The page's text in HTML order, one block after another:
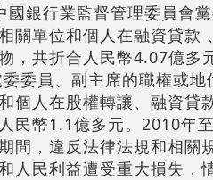
銀行業監督管理委員會
關單位和個人在融資貸款
，共折合人民幣4.07億多
委員、副主席的職權或地
個人在股權轉讓、融資貸
民幣1.1億多元。2010年
間，違反法律法規和相關
人民利益遭受重大損失，